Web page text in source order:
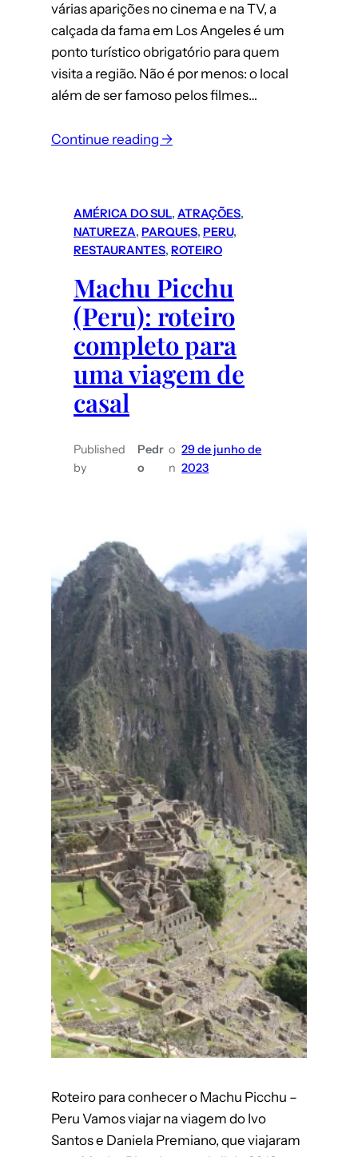
várias aparições no cinema e na TV, a
calçada da fama em Los Angeles é um
ponto turístico obrigatório para quem
visita a região. Não é por menos: o local
além de ser famoso pelos filmes…
Continue reading →
AMÉRICA DO SUL, ATRAÇÕES
NATUREZA, PARQUES, PERU
RESTAURANTES, ROTEIRO
Machu Picchu
(Peru): roteiro
completo para
uma viagem de
casal
Published
by
Pedr
o
o
n
29 de junho de
2023
Roteiro para conhecer o Machu Picchu –
Peru Vamos viajar na viagem do Ivo
Santos e Daniela Premiano, que viajaram